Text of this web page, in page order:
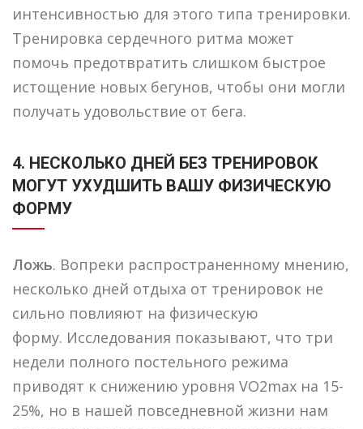
интенсивностью для этого типа тренировки.
Тренировка сердечного ритма может
помочь предотвратить слишком быстрое
истощение новых бегунов, чтобы они могли
получать удовольствие от бега.
4. НЕСКОЛЬКО ДНЕЙ БЕЗ ТРЕНИРОВОК
МОГУТ УХУДШИТЬ ВАШУ ФИЗИЧЕСКУЮ
ФОРМУ
Ложь. Вопреки распространенному мнению,
несколько дней отдыха от тренировок не
сильно повлияют на физическую
форму. Исследования показывают, что три
недели полного постельного режима
приводят к снижению уровня VO2max на 15-
25%, но в нашей повседневной жизни нам